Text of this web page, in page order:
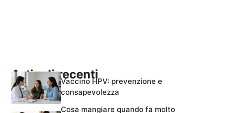
Articoli recentiVaccino HPV: prevenzione e
consapevolezza
Cosa mangiare quando fa molto